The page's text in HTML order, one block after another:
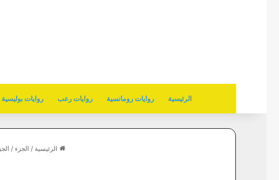
الرئيسية روايات رومانسية روايات رعب روايات بوليسية
الرئيسية / الجزء /